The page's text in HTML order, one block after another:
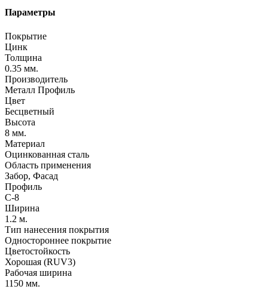
Параметры
Покрытие
Цинк
Толщина
0.35 мм.
Производитель
Металл Профиль
Цвет
Бесцветный
Высота
8 мм.
Материал
Оцинкованная сталь
Область применения
Забор, Фасад
Профиль
С-8
Ширина
1.2 м.
Тип нанесения покрытия
Одностороннее покрытие
Цветостойкость
Хорошая (RUV3)
Рабочая ширина
1150 мм.